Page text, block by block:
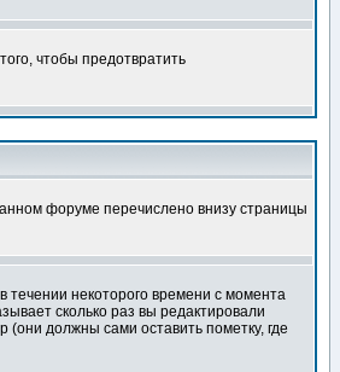
чтобы предотвратить
форуме перечислено внизу страницы
некоторого времени с момента
сколько раз вы редактировали
должны сами оставить пометку, где